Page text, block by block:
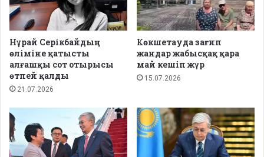
Нұрай Серікбайдың
өліміне қатысты
алғашқы сот отырысы
өтпей қалды
21.07.2026
Көкшетауда зағип
жандар жабысқақ қара
май кешіп жүр
15.07.2026